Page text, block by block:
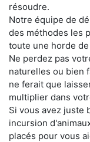
résoudre.
Notre équipe de
des méthodes les
toute une horde
Ne perdez pas
naturelles ou bien
ne ferait que
multiplier dans
Si vous avez juste
incursion
placés pour vous